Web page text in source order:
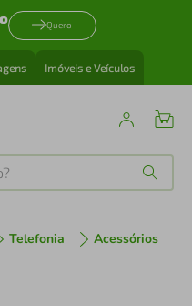
Quero
Imóveis e Veículos
Telefonia Acessórios